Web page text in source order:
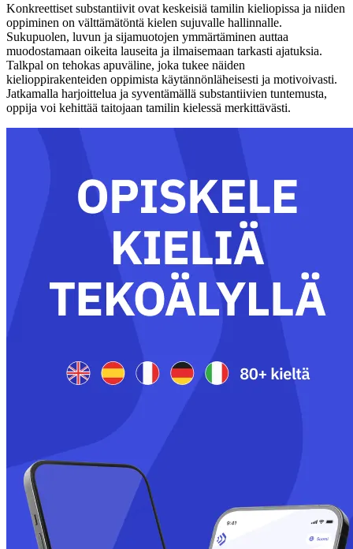
Konkreettiset substantiivit ovat keskeisiä tamilin kieliopissa ja niiden
oppiminen on välttämätöntä kielen sujuvalle hallinnalle.
Sukupuolen, luvun ja sijamuotojen ymmärtäminen auttaa
muodostamaan oikeita lauseita ja ilmaisemaan tarkasti ajatuksia.
Talkpal on tehokas apuväline, joka tukee näiden
kielioppirakenteiden oppimista käytännönläheisesti ja motivoivasti.
Jatkamalla harjoittelua ja syventämällä substantiivien tuntemusta,
oppija voi kehittää taitojaan tamilin kielessä merkittävästi.